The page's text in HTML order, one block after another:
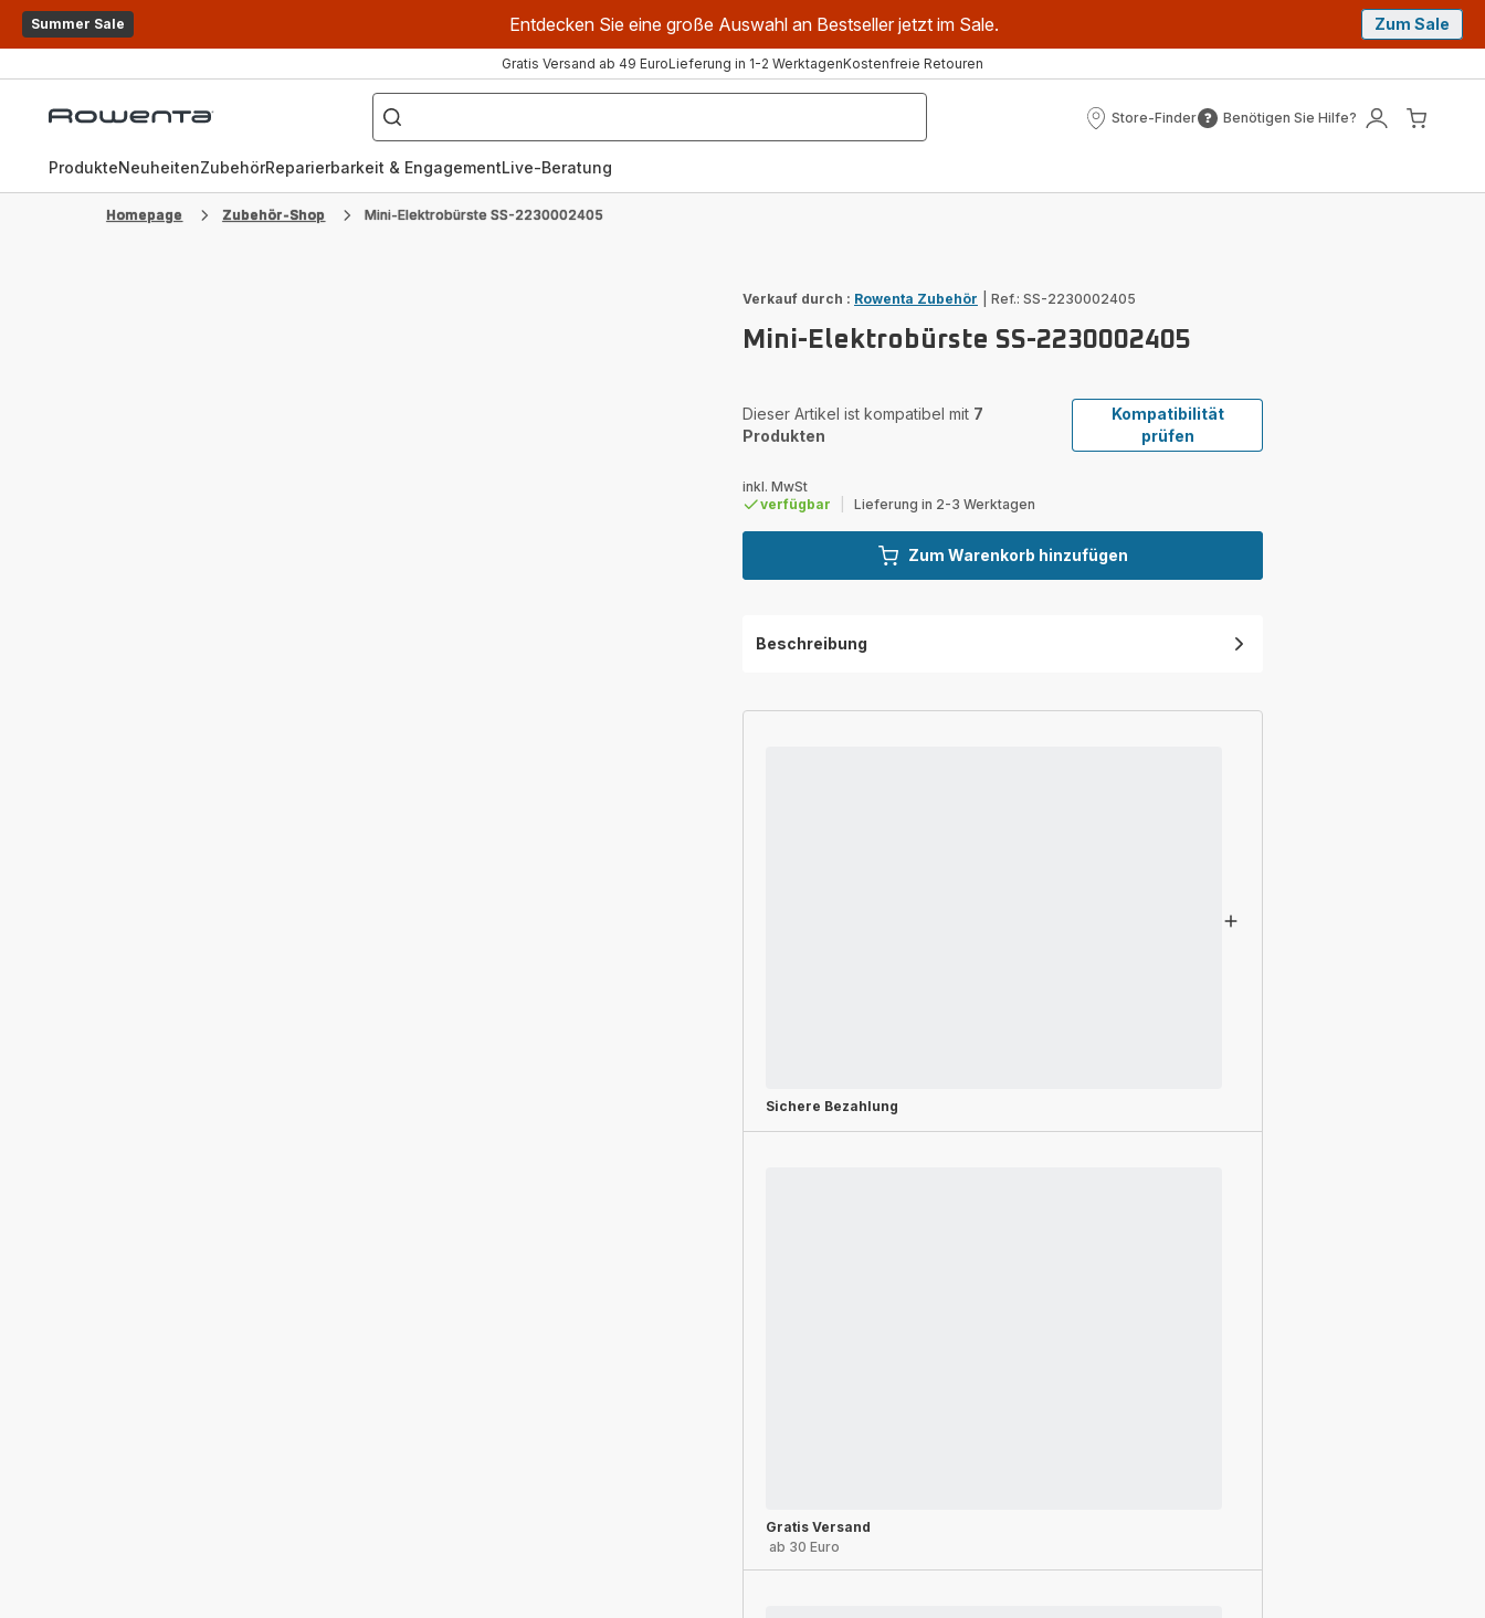
Summer Sale Entdecken Sie eine große Auswahl an Bestseller jetzt im Sale. Zum Sale
Gratis Versand ab 49 EuroLieferung in 1-2 WerktagenKostenfreie Retouren
Rowenta
Wonach
suchen
Sie?
Store-Finder
Store-
Benötigen Sie Hilfe?
Benötigen
Mein
ProdukteNeuheitenZubehörReparierbarkeit & EngagementLive-Beratung
Homepage Zubehör-Shop Mini-Elektrobürste SS-2230002405
Verkauf durch : Rowenta Zubehör Ref.: SS-2230002405
Mini-Elektrobürste SS-2230002405
Dieser Artikel ist kompatibel mit 7
Produkten
Kompatibilität
prüfen
inkl. MwSt
verfügbar
Lieferung in 2-3 Werktagen
Zum Warenkorb hinzufügen
Beschreibung
Sichere Bezahlung
Gratis Versand
ab 30 Euro